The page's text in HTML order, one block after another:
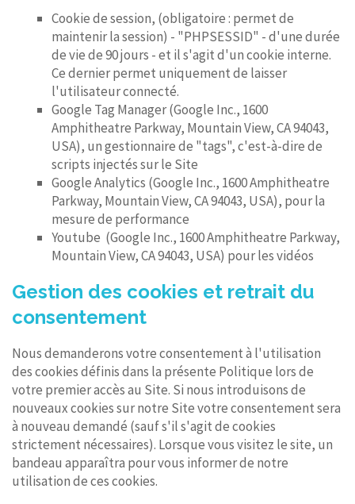
Cookie de session, (obligatoire : permet de
maintenir la session) - "PHPSESSID" - d'une durée
de vie de 90 jours - et il s'agit d'un cookie interne.
Ce dernier permet uniquement de laisser
l'utilisateur connecté.
Google Tag Manager (Google Inc., 1600
Amphitheatre Parkway, Mountain View, CA 94043,
USA), un gestionnaire de "tags", c'est-à-dire de
scripts injectés sur le Site
Google Analytics (Google Inc., 1600 Amphitheatre
Parkway, Mountain View, CA 94043, USA), pour la
mesure de performance
Youtube (Google Inc., 1600 Amphitheatre Parkway,
Mountain View, CA 94043, USA) pour les vidéos
Gestion des cookies et retrait du
consentement
Nous demanderons votre consentement à l'utilisation
des cookies définis dans la présente Politique lors de
votre premier accès au Site. Si nous introduisons de
nouveaux cookies sur notre Site votre consentement sera
à nouveau demandé (sauf s'il s'agit de cookies
strictement nécessaires). Lorsque vous visitez le site, un
bandeau apparaîtra pour vous informer de notre
utilisation de ces cookies.